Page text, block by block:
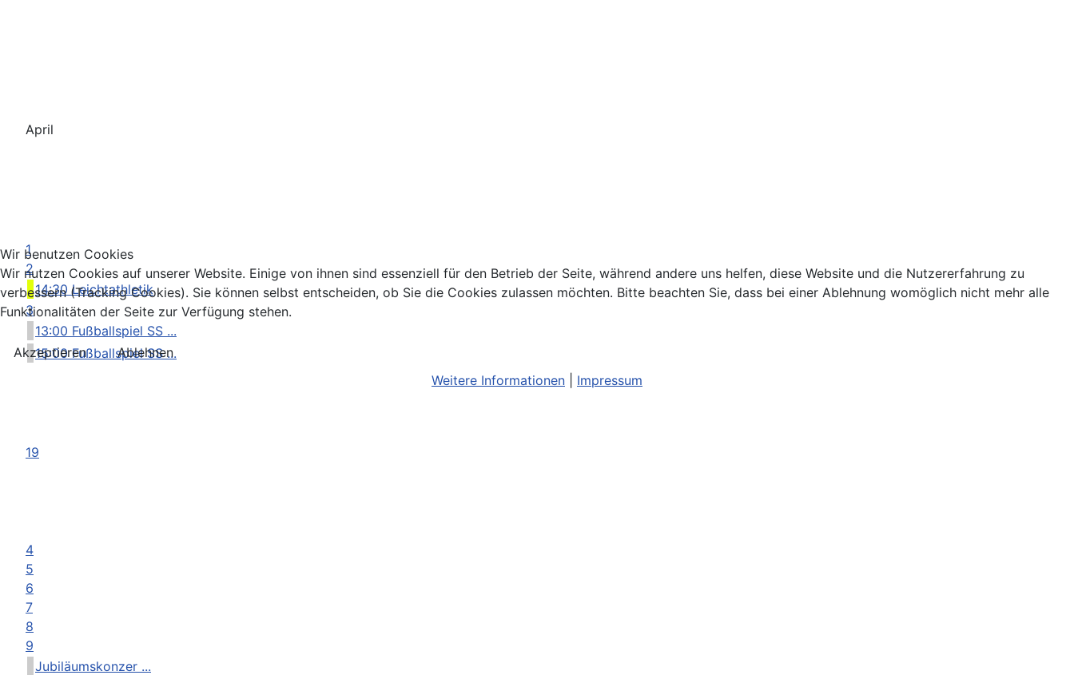
April
1
2
14:30 Leichtathletik
3
13:00 Fußballspiel SS ...
15:00 Fußballspiel SS ...
19
4
5
6
7
8
9
Jubiläumskonzer ...
Wir benutzen Cookies
Wir nutzen Cookies auf unserer Website. Einige von ihnen sind essenziell für den Betrieb der Seite, während andere uns helfen, diese Website und die Nutzererfahrung zu
verbessern (Tracking Cookies). Sie können selbst entscheiden, ob Sie die Cookies zulassen möchten. Bitte beachten Sie, dass bei einer Ablehnung womöglich nicht mehr alle
Funktionalitäten der Seite zur Verfügung stehen.
Akzeptieren
Ablehnen
Weitere Informationen
Impressum